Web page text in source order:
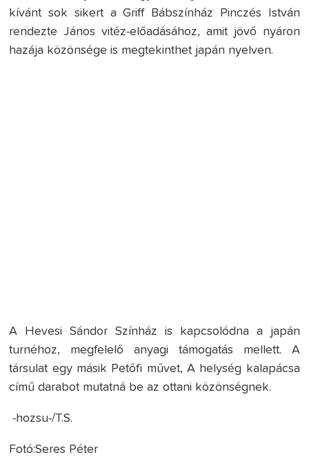
kívánt sok sikert a Griff Bábszínház Pinczés István
rendezte János vitéz-előadásához, amit jövő nyáron
hazája közönsége is megtekinthet japán nyelven.
A Hevesi Sándor Színház is kapcsolódna a japán
turnéhoz, megfelelő anyagi támogatás mellett. A
társulat egy másik Petőfi művet, A helység kalapácsa
című darabot mutatná be az ottani közönségnek.
-hozsu-/T.S.
Fotó:Seres Péter